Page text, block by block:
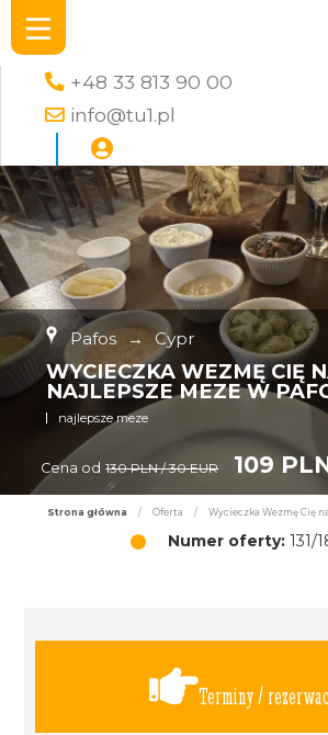
+48 33 813 90 00
info@tu1.pl
Pafos → Cypr
WYCIECZKA WEZMĘ CIĘ
NAJLEPSZE MEZE W
najlepsze meze
Cena od 130 PLN / 30 EUR 109
Strona główna / Oferta / Wycieczka Wezmę Cię
Numer oferty:131/
Terminy /